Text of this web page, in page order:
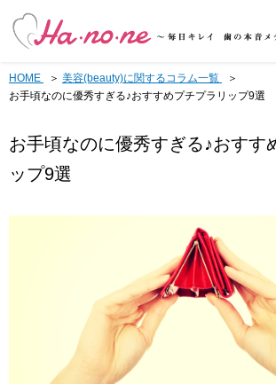
HOME
美容(beauty)に関するコラム一覧
お手頃なのに優秀すぎる♪おすすめプチプラリップ9選
お手頃なのに優秀すぎる♪おすす
ップ9選